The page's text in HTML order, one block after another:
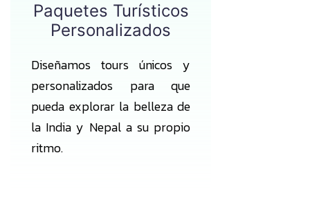
Paquetes Turísticos
Personalizados
Diseñamos tours únicos y
personalizados para que
pueda explorar la belleza de
la India y Nepal a su propio
ritmo.